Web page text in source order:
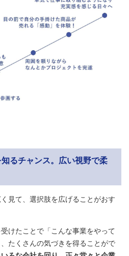
るチャンス。広い視野で柔
見て、選択肢を広げることがおす
けたことで「こんな事業をやって
たくさんの気づきを得ることがで